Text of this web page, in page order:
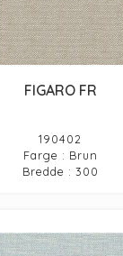
FIGARO FR
190402
Farge : Brun
Bredde : 300